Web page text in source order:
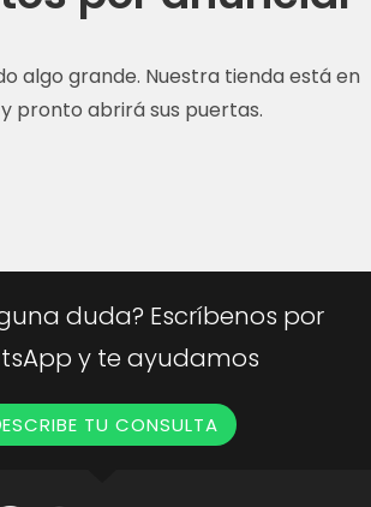
algo grande. Nuestra tienda está en
pronto abrirá sus puertas.
duda? Escríbenos por
y te ayudamos
ESCRIBE TU CONSULTA